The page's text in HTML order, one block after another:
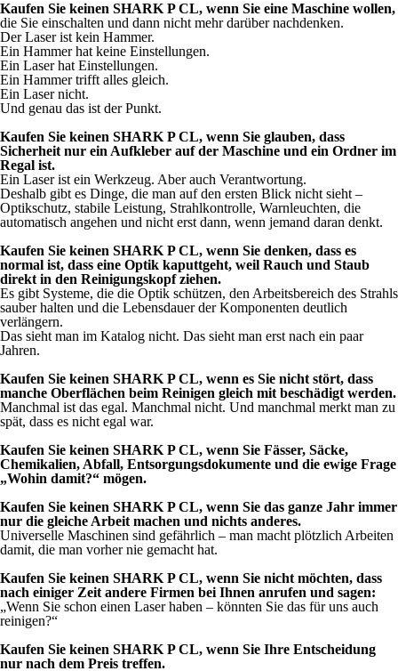
Kaufen Sie keinen SHARK P CL, wenn Sie eine Maschine wollen,
die Sie einschalten und dann nicht mehr darüber nachdenken.
Der Laser ist kein Hammer.
Ein Hammer hat keine Einstellungen.
Ein Laser hat Einstellungen.
Ein Hammer trifft alles gleich.
Ein Laser nicht.
Und genau das ist der Punkt.
Kaufen Sie keinen SHARK P CL, wenn Sie glauben, dass
Sicherheit nur ein Aufkleber auf der Maschine und ein Ordner im
Regal ist.
Ein Laser ist ein Werkzeug. Aber auch Verantwortung.
Deshalb gibt es Dinge, die man auf den ersten Blick nicht sieht –
Optikschutz, stabile Leistung, Strahlkontrolle, Warnleuchten, die
automatisch angehen und nicht erst dann, wenn jemand daran denkt.
Kaufen Sie keinen SHARK P CL, wenn Sie denken, dass es
normal ist, dass eine Optik kaputtgeht, weil Rauch und Staub
direkt in den Reinigungskopf ziehen.
Es gibt Systeme, die die Optik schützen, den Arbeitsbereich des Strahls
sauber halten und die Lebensdauer der Komponenten deutlich
verlängern.
Das sieht man im Katalog nicht. Das sieht man erst nach ein paar
Jahren.
Kaufen Sie keinen SHARK P CL, wenn es Sie nicht stört, dass
manche Oberflächen beim Reinigen gleich mit beschädigt werden.
Manchmal ist das egal. Manchmal nicht. Und manchmal merkt man zu
spät, dass es nicht egal war.
Kaufen Sie keinen SHARK P CL, wenn Sie Fässer, Säcke,
Chemikalien, Abfall, Entsorgungsdokumente und die ewige Frage
„Wohin damit?“ mögen.
Kaufen Sie keinen SHARK P CL, wenn Sie das ganze Jahr immer
nur die gleiche Arbeit machen und nichts anderes.
Universelle Maschinen sind gefährlich – man macht plötzlich Arbeiten
damit, die man vorher nie gemacht hat.
Kaufen Sie keinen SHARK P CL, wenn Sie nicht möchten, dass
nach einiger Zeit andere Firmen bei Ihnen anrufen und sagen:
„Wenn Sie schon einen Laser haben – könnten Sie das für uns auch
reinigen?“
Kaufen Sie keinen SHARK P CL, wenn Sie Ihre Entscheidung
nur nach dem Preis treffen.